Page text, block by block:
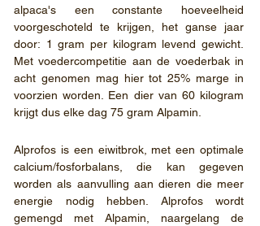
alpaca's een constante hoeveelheid
voorgeschoteld te krijgen, het ganse jaar
door: 1 gram per kilogram levend gewicht.
Met voedercompetitie aan de voederbak in
acht genomen mag hier tot 25% marge in
voorzien worden. Een dier van 60 kilogram
krijgt dus elke dag 75 gram Alpamin.
Alprofos is een eiwitbrok, met een optimale
calcium/fosforbalans, die kan gegeven
worden als aanvulling aan dieren die meer
energie nodig hebben. Alprofos wordt
gemengd met Alpamin, naargelang de